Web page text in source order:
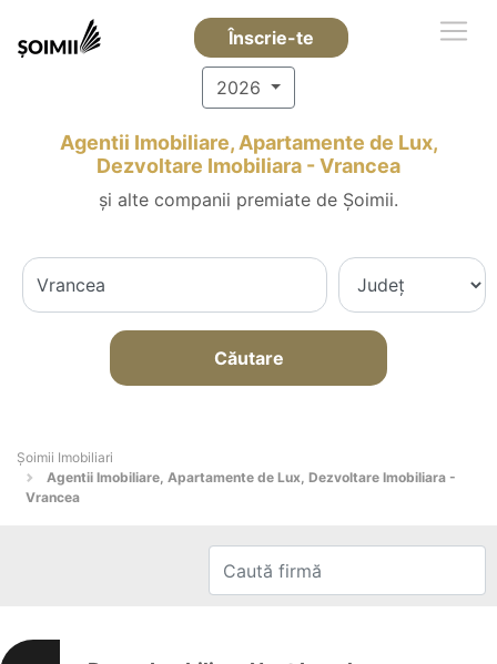
Înscrie-te
2026
Agentii Imobiliare, Apartamente de Lux,
Dezvoltare Imobiliara - Vrancea
și alte companii premiate de Șoimii.
Căutare
Șoimii Imobiliari
Agentii Imobiliare, Apartamente de Lux, Dezvoltare Imobiliara -
Vrancea